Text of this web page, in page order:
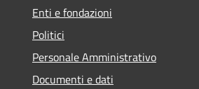
Enti e fondazioni
Politici
Personale Amministrativo
Documenti e dati